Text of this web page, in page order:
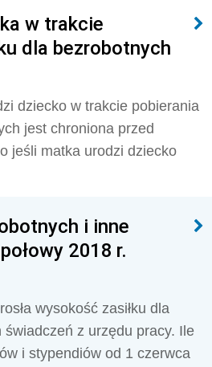
w trakcie
dla bezrobotnych
dziecko w trakcie pobierania
jest chroniona przed
jeśli matka urodzi dziecko
i inne
2018 r.
wysokość zasiłku dla
świadczeń z urzędu pracy. Ile
i stypendiów od 1 czerwca